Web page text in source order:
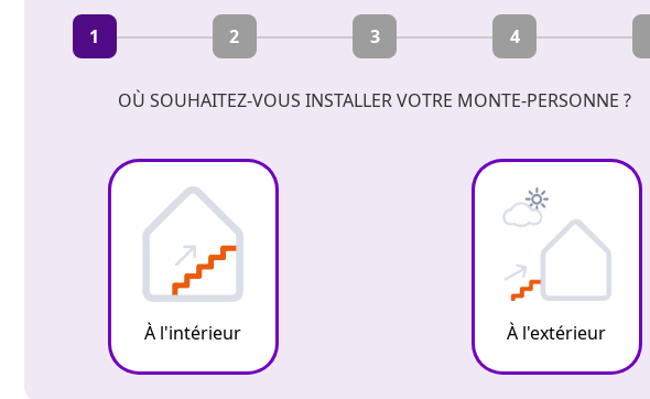
1 2 3 4
OÙ SOUHAITEZ-VOUS INSTALLER VOTRE MONTE-PERSONNE ?
À l'intérieur À l'extérieur